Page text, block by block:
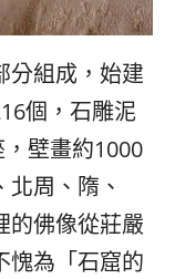
分組成，始建
個，石雕泥
壁畫約1000
周、隋、
的佛像從莊嚴
愧為「石窟的